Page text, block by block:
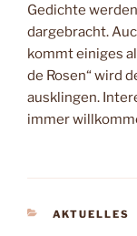
Gedichte
dargebracht.
kommt einiges
de Rosen“ wird
ausklingen.
immer
KATEGORIEN
AKTUELLES